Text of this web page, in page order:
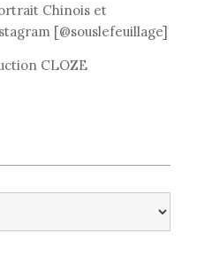
Chinois et
[@souslefeuillage]
CLOZE